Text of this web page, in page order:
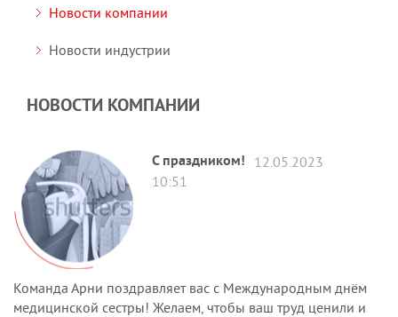
Новости компании
Новости индустрии
НОВОСТИ КОМПАНИИ
С праздником! 12.05.2023
10:51
Команда Арни поздравляет вас с Международным днём
медицинской сестры! Желаем, чтобы ваш труд ценили и